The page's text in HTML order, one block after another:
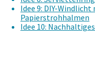
Idee 9: DIY-
Papierstrohhalmen
Idee 10: